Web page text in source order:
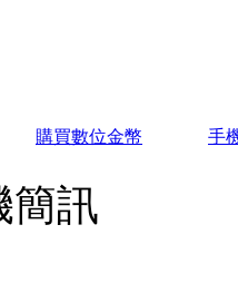
購買數位金幣 手
簡訊